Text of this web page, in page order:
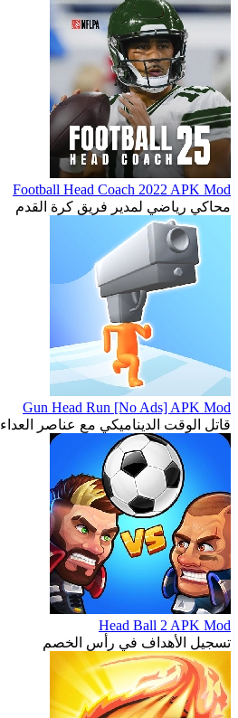
Football Head Coach 2022 APK Mod
محاكي رياضي لمدير فريق كرة القدم
Gun Head Run [No Ads] APK Mod
قاتل الوقت الديناميكي مع عناصر العداء
Head Ball 2 APK Mod
تسجيل الأهداف في رأس الخصم